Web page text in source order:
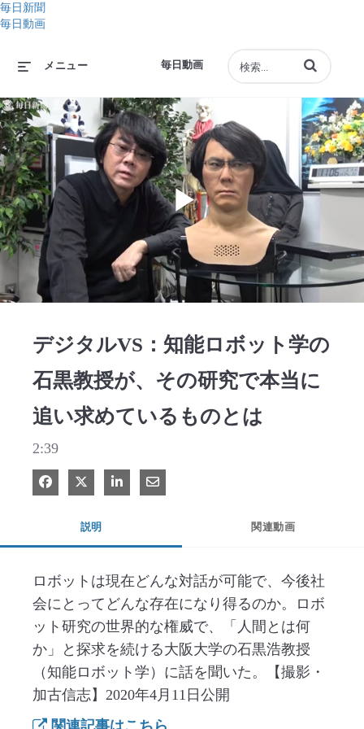
毎日新聞
毎日動画
毎日動画
メニュー 動画の検索語句
Play
デジタルVS：知能ロボット学の
石黒教授が、その研究で本当に
追い求めているものとは
2:39
Facebook で共有
Xで共有する
LinkedIn で共有
電子メールで共有
説明 関連動画
ロボットは現在どんな対話が可能で、今後社
会にとってどんな存在になり得るのか。ロボ
ット研究の世界的な権威で、「人間とは何
か」と探求を続ける大阪大学の石黒浩教授
（知能ロボット学）に話を聞いた。【撮影・
加古信志】2020年4月11日公開
関連記事はこちら